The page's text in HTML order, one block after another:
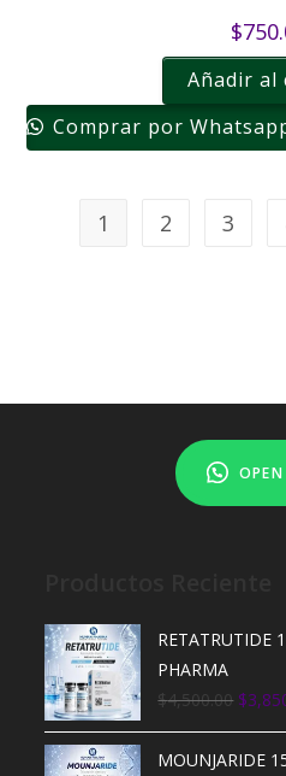
$
Añadir al
Comprar por
1 2 3
RETATRUTIDE
PHARMA
$4,500.00 $
MOUNJARIDE